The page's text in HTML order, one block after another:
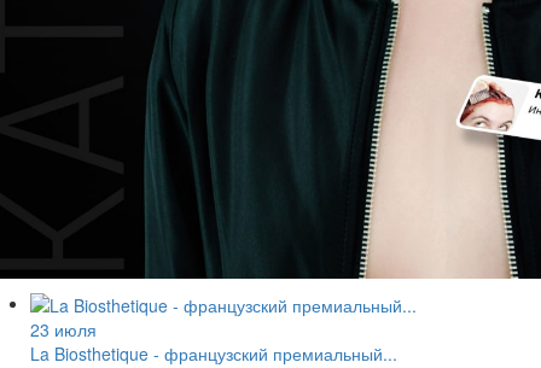
23 июля
La Biosthetique - французский премиальный...